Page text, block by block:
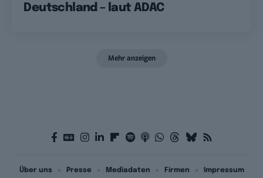
Deutschland – laut ADAC
Mehr anzeigen
Über uns Presse Mediadaten Firmen Impressum